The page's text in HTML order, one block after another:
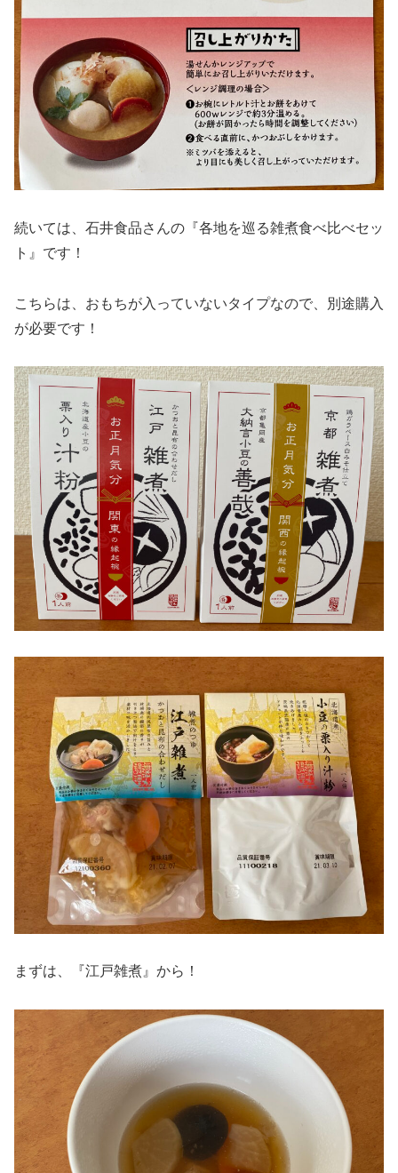
続いては、石井食品さんの『各地を巡る雑煮食べ比べセッ
ト』です！
こちらは、おもちが入っていないタイプなので、別途購入
が必要です！
まずは、『江戸雑煮』から！